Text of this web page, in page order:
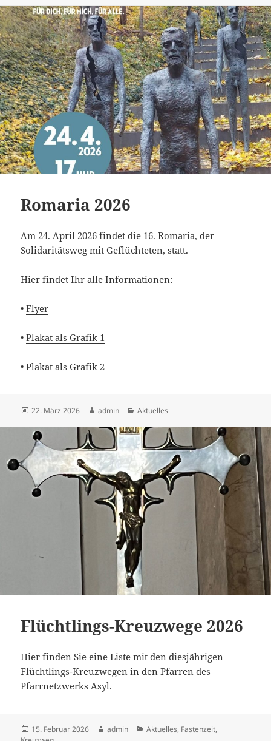
Romaria 2026
Am 24. April 2026 findet die 16. Romaria, der
Solidaritätsweg mit Geflüchteten, statt.
Hier findet Ihr alle Informationen:
•Flyer
•Plakat als Grafik 1
•Plakat als Grafik 2
Veröffentlicht
22. März 2026 Autor
admin Kategorien
Aktuelles
Flüchtlings-Kreuzwege 2026
Hier finden Sie eine Liste mit den diesjährigen
Flüchtlings-Kreuzwegen in den Pfarren des
Pfarrnetzwerks Asyl.
Veröffentlicht
15. Februar 2026 Autor
admin Kategorien
Aktuelles, Fastenzeit,